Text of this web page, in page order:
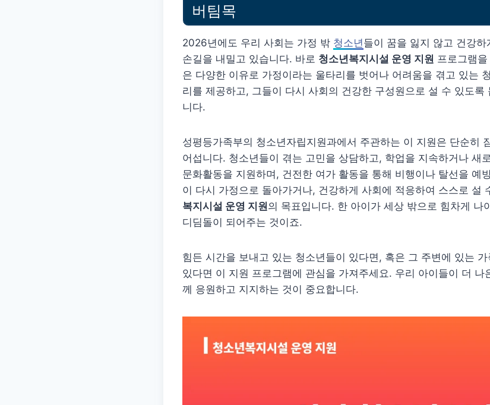
버팀목
2026년에도 우리 사회는 가정 밖 청소년들이 꿈을 잃지 않고 건강
손길을 내밀고 있습니다. 바로 청소년복지시설 운영 지원 프로그램
은 다양한 이유로 가정이라는 울타리를 벗어나 어려움을 겪고 있는
리를 제공하고, 그들이 다시 사회의 건강한 구성원으로 설 수 있도록
니다.
성평등가족부의 청소년자립지원과에서 주관하는 이 지원은 단순히
어섭니다. 청소년들이 겪는 고민을 상담하고, 학업을 지속하거나 새
문화활동을 지원하며, 건전한 여가 활동을 통해 비행이나 탈선을 예
이 다시 가정으로 돌아가거나, 건강하게 사회에 적응하여 스스로 설
복지시설 운영 지원의 목표입니다. 한 아이가 세상 밖으로 힘차게 나
디딤돌이 되어주는 것이죠.
힘든 시간을 보내고 있는 청소년들이 있다면, 혹은 그 주변에 있는
있다면 이 지원 프로그램에 관심을 가져주세요. 우리 아이들이 더 나
께 응원하고 지지하는 것이 중요합니다.